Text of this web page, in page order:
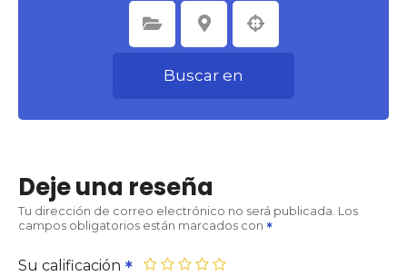
Seleccione la categoría Seleccione la ubicación
Buscar en
Deje una reseña
Tu dirección de correo electrónico no será publicada. Los
campos obligatorios están marcados con
Su calificación